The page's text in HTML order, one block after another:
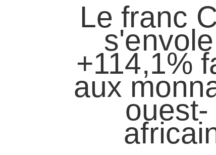
Le franc
+114,1%
aux
ouest-